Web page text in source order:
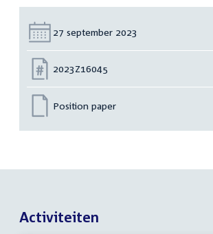
Datum:
27 september 2023
Nummer:
2023Z16045
Position paper
Activiteiten